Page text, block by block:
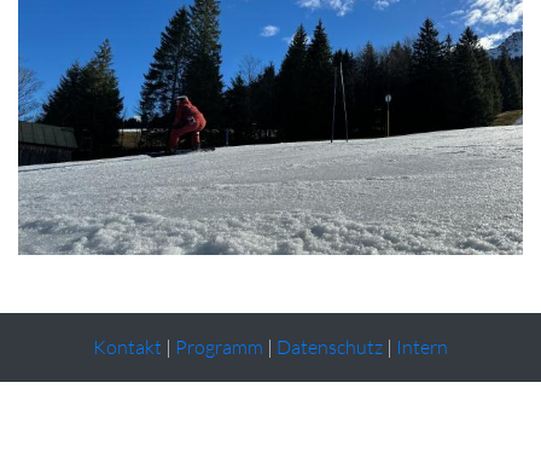
Kontakt | Programm | Datenschutz | Intern